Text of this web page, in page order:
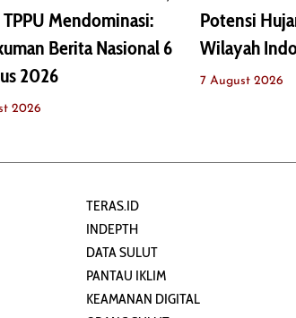
TPPU Mendominasi:
Berita Nasional 6
2026
2026
Potensi
Wilayah
7 August 2026
TERAS.ID
INDEPTH
DATA SULUT
PANTAU IKLIM
KEAMANAN DIGITAL